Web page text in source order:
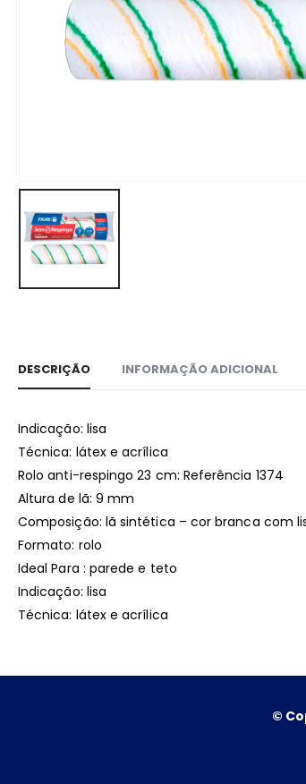
DESCRIÇÃO INFORMAÇÃO ADICIONAL
Indicação: lisa
Técnica: látex e acrílica
Rolo anti-respingo 23 cm: Referência 1374
Altura de lã: 9 mm
Composição: lã sintética – cor branca com
Formato: rolo
Ideal Para : parede e teto
Indicação: lisa
Técnica: látex e acrílica
©